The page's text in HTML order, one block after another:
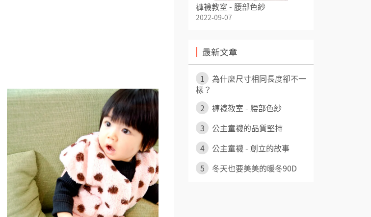
褲襪教室 - 腰部色紗
2022-09-07
最新文章
1
為什麼尺寸相同長度卻不一
樣？
2
褲襪教室 - 腰部色紗
3
公主童襪的品質堅持
4
公主童襪 - 創立的故事
5
冬天也要美美的暖冬90D